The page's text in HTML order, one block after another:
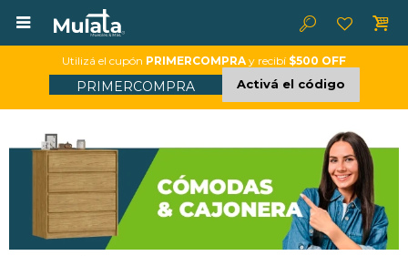

Utilizá el cupón PRIMERCOMPRA y recibí $500 OFF
PRIMERCOMPRA Activá el código